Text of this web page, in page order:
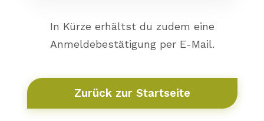
In Kürze erhältst du zudem eine
Anmeldebestätigung per E-Mail.
Zurück zur Startseite